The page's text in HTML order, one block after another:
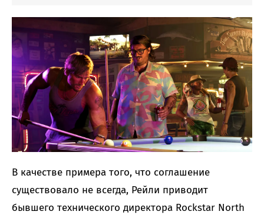
В качестве примера того, что соглашение
существовало не всегда, Рейли приводит
бывшего технического директора Rockstar North